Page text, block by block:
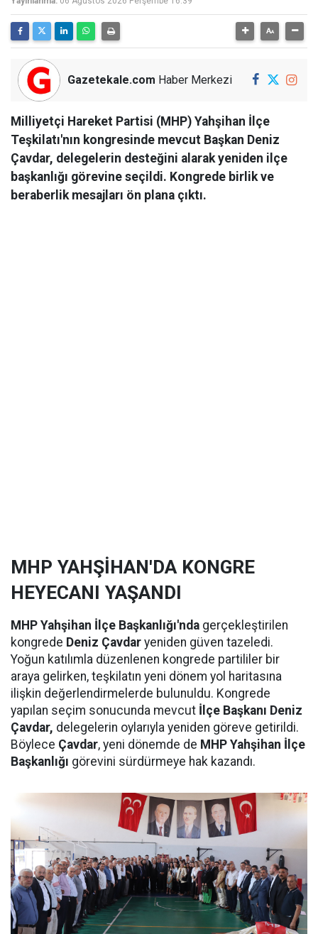
Gazetekale.com Haber Merkezi
Milliyetçi Hareket Partisi (MHP) Yahşihan İlçe
Teşkilatı'nın kongresinde mevcut Başkan Deniz
Çavdar, delegelerin desteğini alarak yeniden ilçe
başkanlığı görevine seçildi. Kongrede birlik ve
beraberlik mesajları ön plana çıktı.
MHP YAHŞİHAN'DA KONGRE
HEYECANI YAŞANDI
MHP Yahşihan İlçe Başkanlığı'nda gerçekleştirilen
kongrede Deniz Çavdar yeniden güven tazeledi.
Yoğun katılımla düzenlenen kongrede partililer bir
araya gelirken, teşkilatın yeni dönem yol haritasına
ilişkin değerlendirmelerde bulunuldu. Kongrede
yapılan seçim sonucunda mevcut İlçe Başkanı Deniz
Çavdar, delegelerin oylarıyla yeniden göreve getirildi.
Böylece Çavdar, yeni dönemde de MHP Yahşihan İlçe
Başkanlığı görevini sürdürmeye hak kazandı.